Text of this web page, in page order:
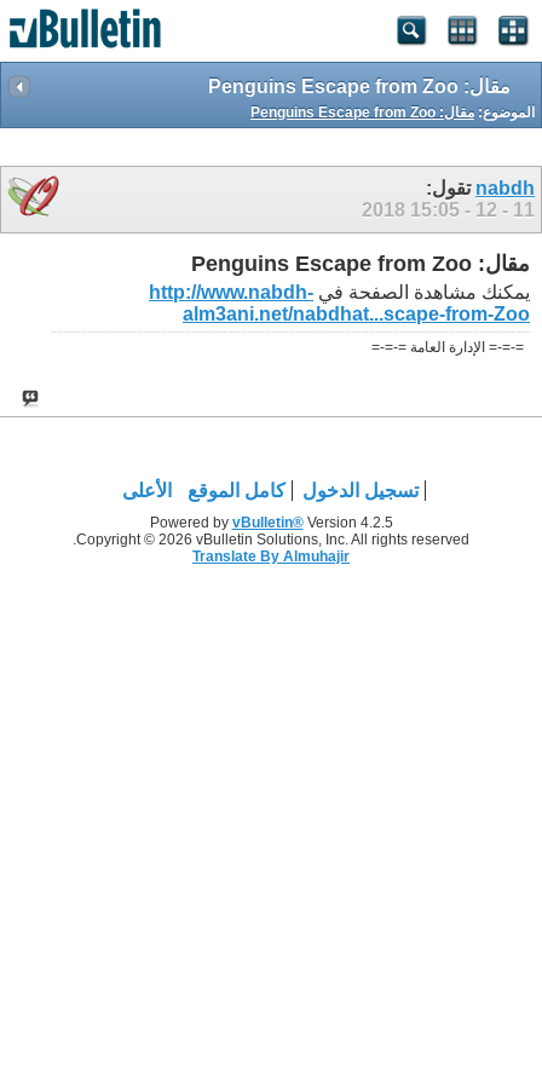
مقال: Penguins Escape from Zoo
الموضوع: مقال: Penguins Escape from Zoo
nabdh تقول:
11 - 12 - 2018
15:05
مقال: Penguins Escape from Zoo
يمكنك مشاهدة الصفحة في http://www.nabdh-
alm3ani.net/nabdhat...scape-from-Zoo
=-=-= الإدارة العامة =-=-=
تسجيل الدخول كامل الموقع الأعلى
Powered by vBulletin®Version 4.2.5
Copyright © 2026 vBulletin Solutions, Inc. All rights reserved.
Translate By Almuhajir